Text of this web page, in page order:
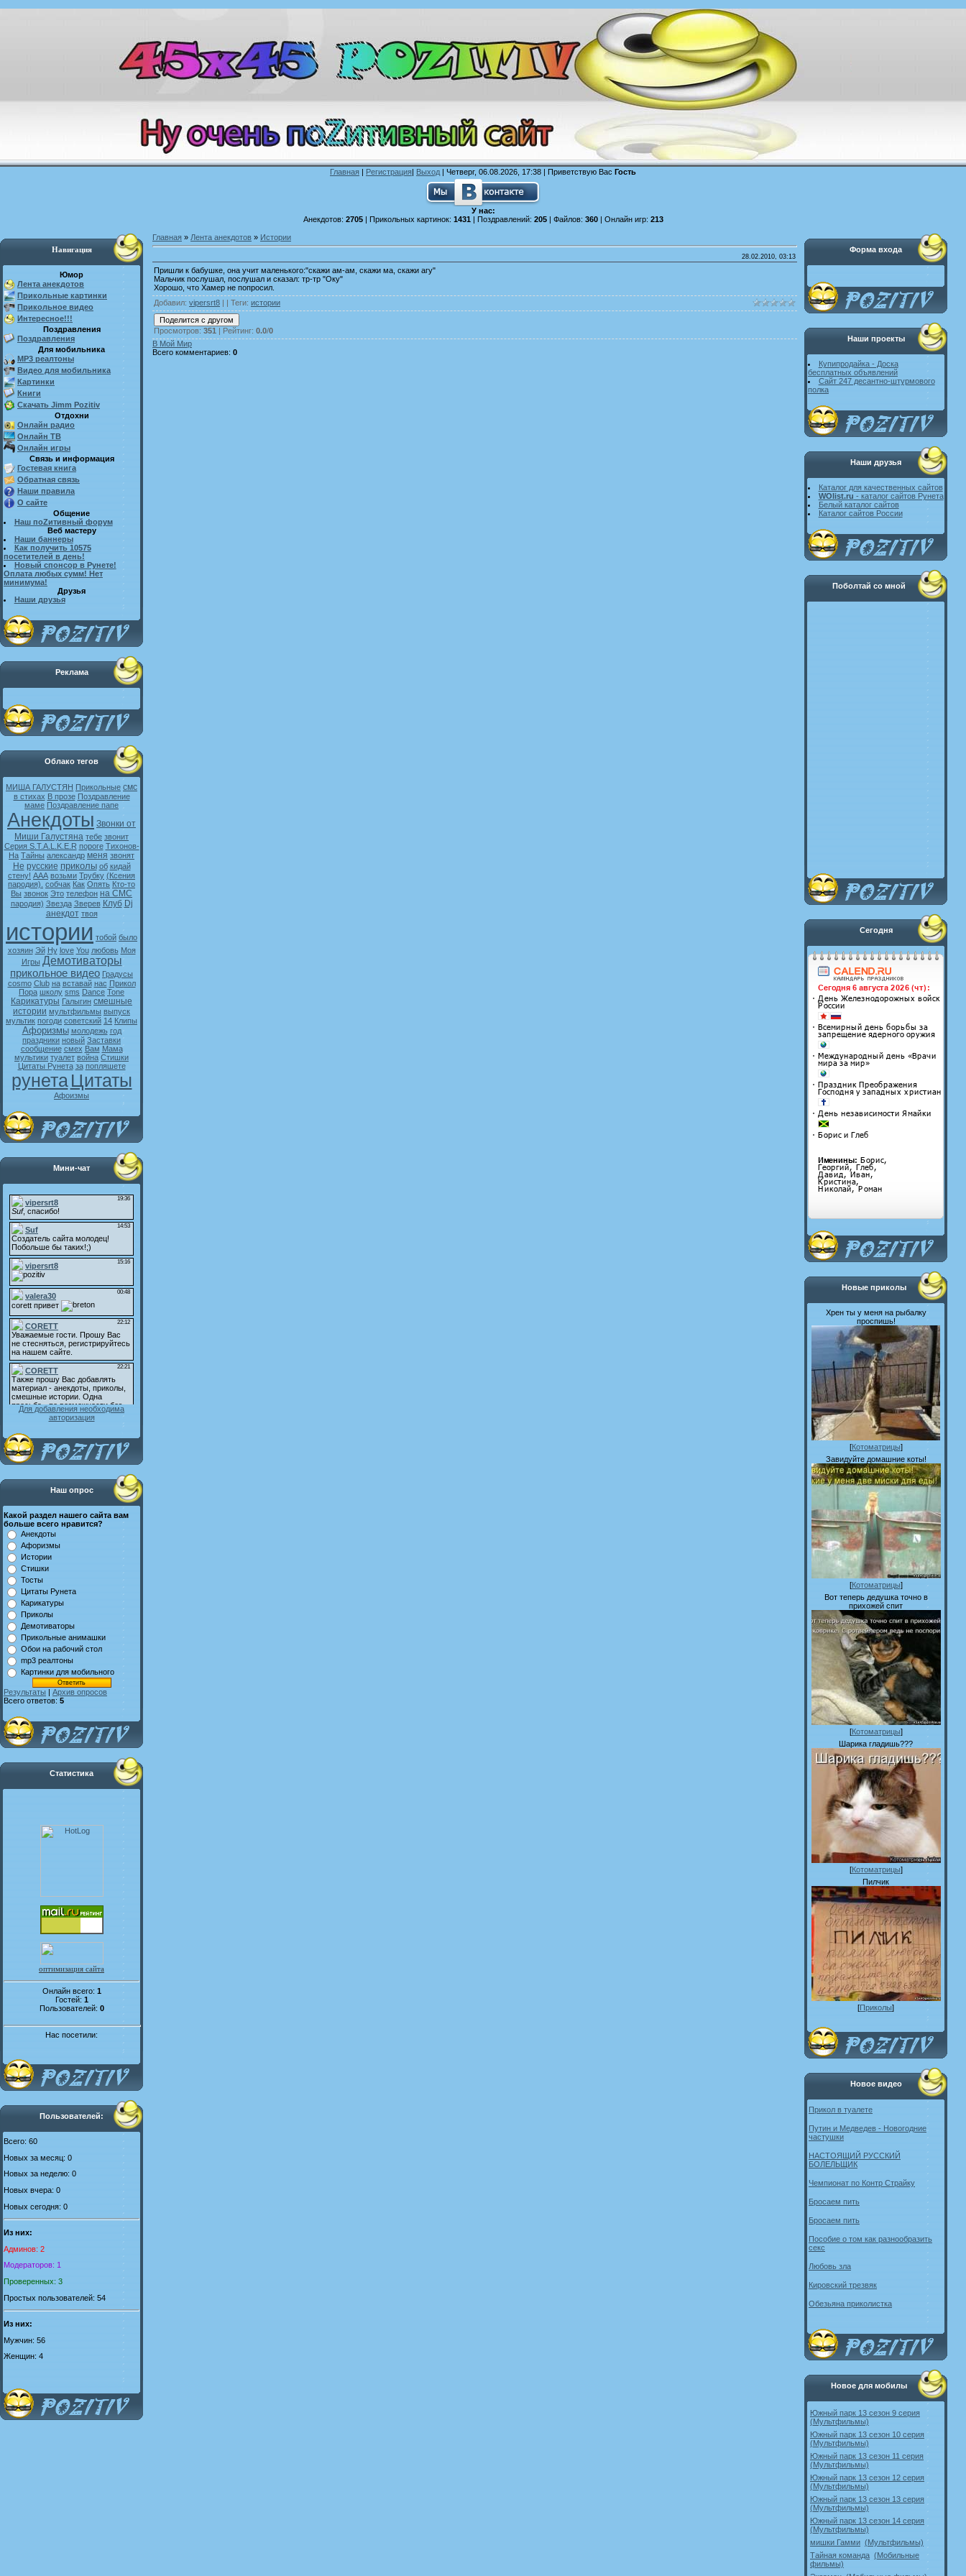
Главная | Регистрация| Выход | Четверг, 06.08.2026, 17:38 | Приветствую Вас Гость
У нас:
Анекдотов: 2705| Прикольных картинок: 1431| Поздравлений: 205| Файлов: 360| Онлайн игр: 213
Навигация
Юмор
Лента анекдотов
Прикольные картинки
Прикольное видео
Интересное!!!
Поздравления
Поздравления
Для мобильника
MP3 реалтоны
Видео для мобильника
Картинки
Книги
Скачать Jimm Pozitiv
Отдохни
Онлайн радио
Онлайн ТВ
Онлайн игры
Связь и информация
Гостевая книга
Обратная связь
Наши правила
О сайте
Общение
Наш поZитивный форум
Веб мастеру
Наши баннеры
Как получить 10575
посетителей в день!
Новый спонсор в Рунете!
Оплата любых сумм! Нет
минимума!
Друзья
Наши друзья
Реклама
Облако тегов
МИША ГАЛУСТЯН Прикольные смс
в стихах В прозе Поздравление
маме Поздравление папе
Анекдоты Звонки от
Миши Галустяна тебе звонит
Серия S.T.A.L.K.E.R пороге Тихонов-
На Тайны александр меня звонят
Не русские приколы об кидай
стену! ААА возьми Трубку (Ксения
пародия). собчак Как Опять Кто-то
Вы звонок Это телефон на СМС
пародия) Звезда Зверев Клуб Dj
анекдот твоя
истории тобой было
хозяин Эй Ну love You любовь Моя
Игры Демотиваторы
прикольное видео Градусы
cosmo Club на вставай нас Прикол
Пора школу sms Dance Tone
Карикатуры Галыгин смешные
истории мультфильмы выпуск
мультик погоди советский 14 Клипы
Афоризмы молодежь год
праздники новый Заставки
сообщение смех Вам Мама
мультики туалет война Стишки
Цитаты Рунета за попляшете
рунетаЦитаты
Афоизмы
Мини-чат
Для добавления необходима
авторизация
Наш опрос
Какой раздел нашего сайта вам
больше всего нравится?
Анекдоты
Афоризмы
Истории
Стишки
Тосты
Цитаты Рунета
Карикатуры
Приколы
Демотиваторы
Прикольные анимашки
Обои на рабочий стол
mp3 реалтоны
Картинки для мобильного
Результаты | Архив опросов
Всего ответов: 5
Статистика
оптимизация сайта
Онлайн всего: 1
Гостей: 1
Пользователей: 0
Нас посетили:
Пользователей:
Всего: 60
Новых за месяц: 0
Новых за неделю: 0
Новых вчера: 0
Новых сегодня: 0
Из них:
Админов: 2
Модераторов: 1
Проверенных: 3
Простых пользователей: 54
Из них:
Мужчин: 56
Женщин: 4
Главная » Лента анекдотов » Истории
28.02.2010, 03:13
Пришли к бабушке, она учит маленького:"скажи ам-ам, скажи ма, скажи агу"
Мальчик послушал, послушал и сказал: тр-тр "Оку"
Хорошо, что Хамер не попросил.
Добавил: vipersrt8 | | Теги: истории
Просмотров: 351 | Рейтинг: 0.0/0
В Мой Мир
Всего комментариев: 0
Форма входа
Наши проекты
Купипродайка - Доска
бесплатных объявлений
Сайт 247 десантно-штурмового
полка
Наши друзья
Каталог для качественных сайтов
WOlist.ru - каталог сайтов Рунета
Белый каталог сайтов
Каталог сайтов России
Поболтай со мной
Сегодня
Новые приколы
Хрен ты у меня на рыбалку
проспишь!
[Котоматрицы]
Завидуйте домашние коты!
[Котоматрицы]
Вот теперь дедушка точно в
прихожей спит
[Котоматрицы]
Шарика гладишь???
[Котоматрицы]
Пилчик
[Приколы]
Новое видео
Прикол в туалете
Путин и Медведев - Новогодние
частушки
НАСТОЯЩИЙ РУССКИЙ
БОЛЕЛЬЩИК
Чемпионат по Контр Страйку
Бросаем пить
Бросаем пить
Пособие о том как разнообразить
секс
Любовь зла
Кировский трезвяк
Обезьяна приколистка
Новое для мобилы
Южный парк 13 сезон 9 серия
(Мультфильмы)
Южный парк 13 сезон 10 серия
(Мультфильмы)
Южный парк 13 сезон 11 серия
(Мультфильмы)
Южный парк 13 сезон 12 серия
(Мультфильмы)
Южный парк 13 сезон 13 серия
(Мультфильмы)
Южный парк 13 сезон 14 серия
(Мультфильмы)
мишки Гамми (Мультфильмы)
Тайная команда (Мобильные
фильмы)